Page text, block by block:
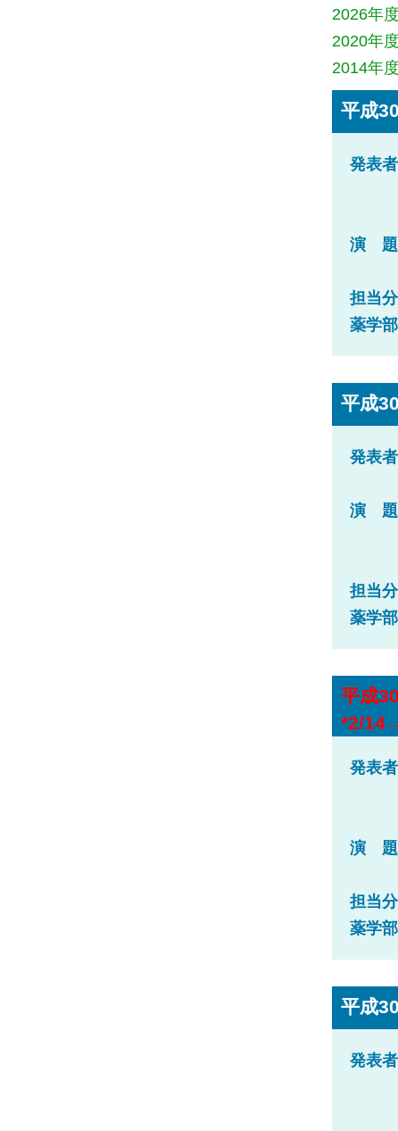
2026年度
2020年度
2014年度
平成
発表者
演 題
担当
薬学
平成
発表者
演 題
担当
薬学
平成
*2/
発表者
演 題
担当
薬学
平成
発表者